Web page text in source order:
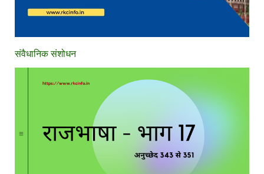
संवैधानिक संशोधन